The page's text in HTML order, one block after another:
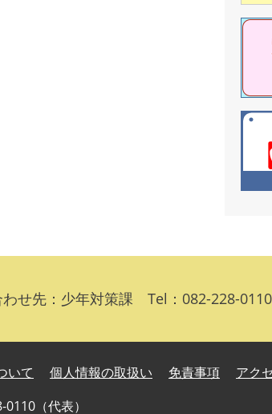
せ先：少年対策課 Tel：082-228-0110
いて 個人情報の取扱い 免責事項
アク
（代表）